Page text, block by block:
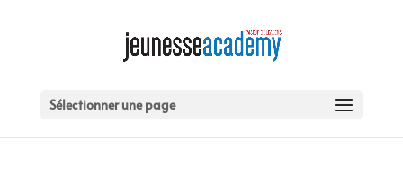
Sélectionner une page